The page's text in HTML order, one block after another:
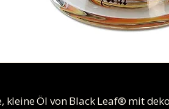
kleine Öl von Black Leaf® mit